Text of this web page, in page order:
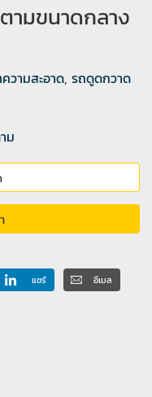
ามขนาดกลาง
วามสะอาด, รถดูดกวาด
ม
แชร์ อีเมล